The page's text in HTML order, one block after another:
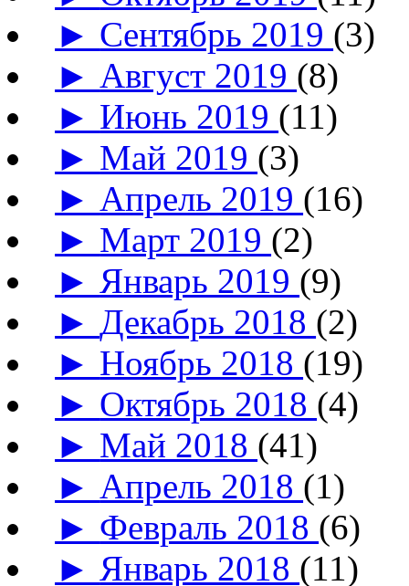
► Сентябрь 2019 (3)
► Август 2019 (8)
► Июнь 2019 (11)
► Май 2019 (3)
► Апрель 2019 (16)
► Март 2019 (2)
► Январь 2019 (9)
►Декабрь 2018 (2)
► Ноябрь 2018 (19)
► Октябрь 2018 (4)
► Май 2018 (41)
► Апрель 2018 (1)
► Февраль 2018 (6)
► Январь 2018 (11)